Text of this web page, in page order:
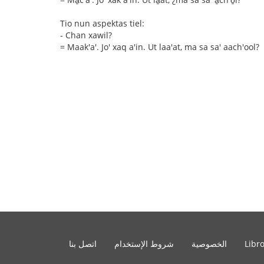
Tio nun aspektas tiel:
- Chan xawil?
= Maak'a'. Jo' xaq a'in. Ut laa'at, ma sa sa' aach'ool?
Libro الخصوصية شروط الإستخدام اتصل بنا